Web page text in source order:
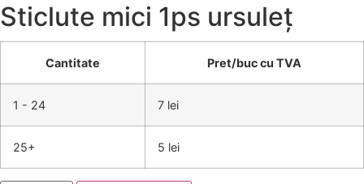
Sticlute mici 1ps ursuleț
Cantitate Pret/buc cu TVA
1 - 24 7 lei
25+ 5 lei